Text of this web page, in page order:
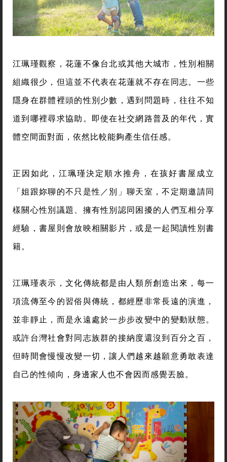
江珮瑾觀察，花蓮不像台北或其他大城市，性別相關
組織很少，但這並不代表在花蓮就不存在同志。一些
隱身在群體裡頭的性別少數，遇到問題時，往往不知
道到哪裡尋求協助。即使在社交網路普及的年代，實
體空間面對面，依然比較能夠產生信任感。
正因如此，江珮瑾決定順水推舟，在孩好書屋成立
「姐跟妳聊的不只是性／別」聊天室，不定期邀請同
樣關心性別議題、擁有性別認同困擾的人們互相分享
經驗，書屋則會放映相關影片，或是一起閱讀性別書
籍。
江珮瑾表示，文化傳統都是由人類所創造出來，每一
項流傳至今的習俗與傳統，都經歷非常長遠的演進，
並非靜止，而是永遠處於一步步改變中的變動狀態。
或許台灣社會對同志族群的接納度還沒到百分之百，
但時間會慢慢改變一切，讓人們越來越願意勇敢表達
自己的性傾向，身邊家人也不會因而感覺丟臉。